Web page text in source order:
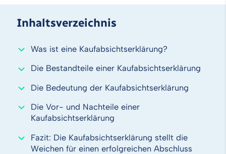
Inhaltsverzeichnis
Was ist eine Kaufabsichtserklärung?
Die Bestandteile einer Kaufabsichtserklärung
Die Bedeutung der Kaufabsichtserklärung
Die Vor- und Nachteile einer
Kaufabsichtserklärung
Fazit: Die Kaufabsichtserklärung stellt die
Weichen für einen erfolgreichen Abschluss